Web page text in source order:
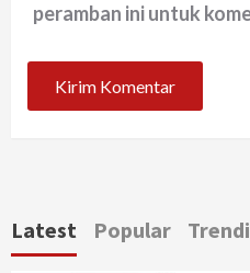
peramban ini untuk
Latest Popular